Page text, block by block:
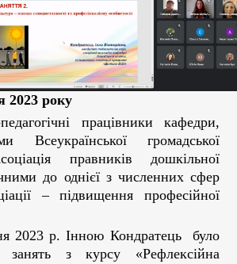
2023 року
працівники кафедри,
Всеукраїнської громадської
правників дошкільної
до однієї з численних сфер
– підвищення професійної
2023 р. Інною Кондратець було
занять з курсу «Рефлексійна